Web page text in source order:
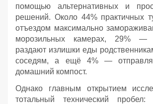
помощью альтернативных и
решений. Около 44% практичных
отъездом максимально
морозильных камерах, 29% —
раздают излишки еды
соседям, а ещё 4% —
домашний компост.
Однако главным открытием
тотальный технический пробел: